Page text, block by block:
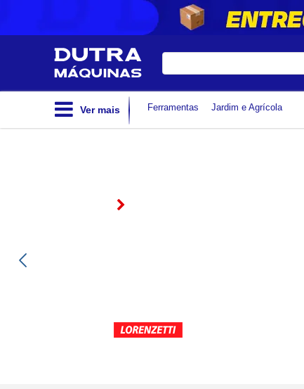
Digite
Ver mais Ferramentas Jardim e Agrícola